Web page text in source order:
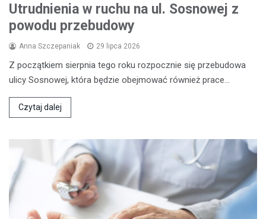
Utrudnienia w ruchu na ul. Sosnowej z
powodu przebudowy
Anna Szczepaniak 29 lipca 2026
Z początkiem sierpnia tego roku rozpocznie się przebudowa
ulicy Sosnowej, która będzie obejmować również prace…
Czytaj dalej